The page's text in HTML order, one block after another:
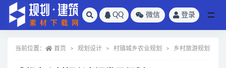
QQ 微信 登录
当前位置： 首页 规划设计 村镇城乡农业规划 乡村旅游规划
全部